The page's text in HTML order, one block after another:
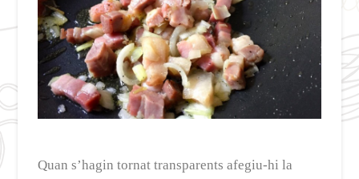
Quan s’hagin tornat transparents afegiu-hi la